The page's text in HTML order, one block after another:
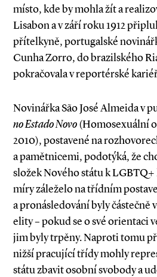
místo, kde by mohla žít a
Lisabon a v září roku 1912
přítelkyně, portugalské
Cunha Zorro, do brazilského
pokračovala v reportérské
Novinářka São José Almeida v
no Estado Novo(Homosexuální
2010), postavené na
a pamětnicemi, podotýká, že
složek Nového státu k
míry záleželo na třídním
a pronásledování byly částečně
elity – pokud se o své orientaci
jim byly trpěny. Naproti tomu
nižší pracující třídy mohly
státu zbavit osobní svobody a